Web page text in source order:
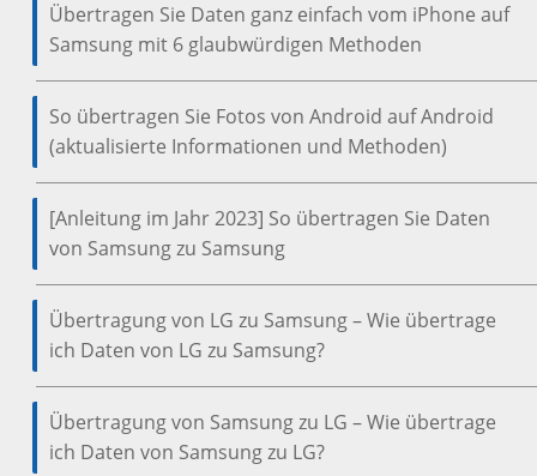
Übertragen Sie Daten ganz einfach vom iPhone auf
Samsung mit 6 glaubwürdigen Methoden
So übertragen Sie Fotos von Android auf Android
(aktualisierte Informationen und Methoden)
[Anleitung im Jahr 2023] So übertragen Sie Daten
von Samsung zu Samsung
Übertragung von LG zu Samsung – Wie übertrage
ich Daten von LG zu Samsung?
Übertragung von Samsung zu LG – Wie übertrage
ich Daten von Samsung zu LG?